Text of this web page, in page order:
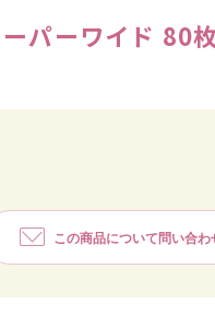
パーワイド 80
この商品について問い合わ